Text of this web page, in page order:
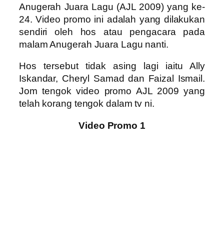
Anugerah Juara Lagu (AJL 2009) yang ke-
24. Video promo ini adalah yang dilakukan
sendiri oleh hos atau pengacara pada
malam Anugerah Juara Lagu nanti.
Hos tersebut tidak asing lagi iaitu Ally
Iskandar, Cheryl Samad dan Faizal Ismail.
Jom tengok video promo AJL 2009 yang
telah korang tengok dalam tv ni.
Video Promo 1